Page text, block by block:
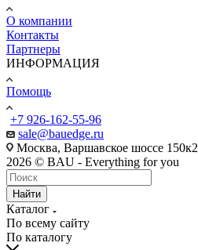
О компании
Контакты
Партнеры
ИНФОРМАЦИЯ
Помощь
+7 926-162-55-96
sale@bauedge.ru
Москва, Варшавское шоссе 150к2
2026 © BAU - Everything for you
Найти
Каталог
По всему сайту
По каталогу